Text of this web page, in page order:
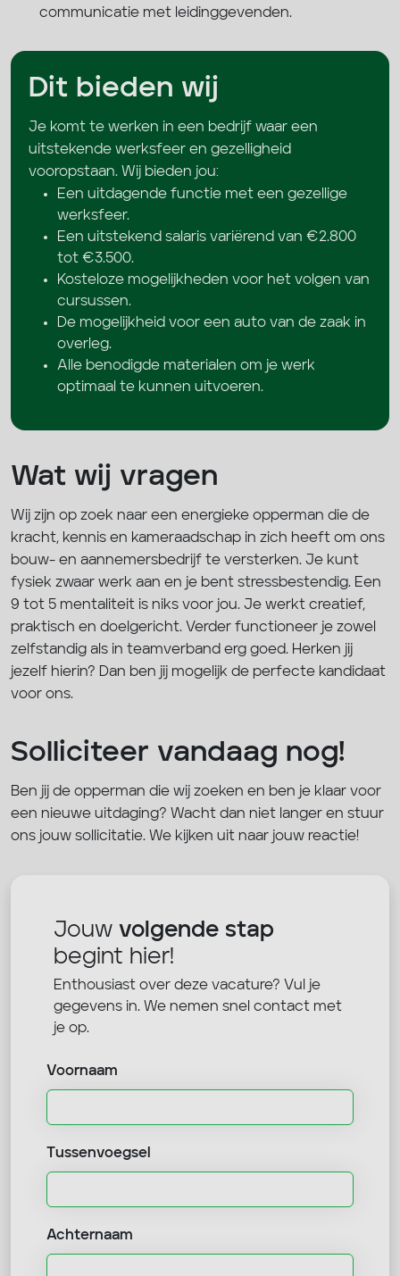
communicatie met leidinggevenden.
Dit bieden wij
Je komt te werken in een bedrijf waar een
uitstekende werksfeer en gezelligheid
vooropstaan. Wij bieden jou:
Een uitdagende functie met een gezellige
werksfeer.
Een uitstekend salaris variërend van €2.800
tot €3.500.
Kosteloze mogelijkheden voor het volgen van
cursussen.
De mogelijkheid voor een auto van de zaak in
overleg.
Alle benodigde materialen om je werk
optimaal te kunnen uitvoeren.
Wat wij vragen
Wij zijn op zoek naar een energieke opperman die de
kracht, kennis en kameraadschap in zich heeft om ons
bouw- en aannemersbedrijf te versterken. Je kunt
fysiek zwaar werk aan en je bent stressbestendig. Een
9 tot 5 mentaliteit is niks voor jou. Je werkt creatief,
praktisch en doelgericht. Verder functioneer je zowel
zelfstandig als in teamverband erg goed. Herken jij
jezelf hierin? Dan ben jij mogelijk de perfecte kandidaat
voor ons.
Solliciteer vandaag nog!
Ben jij de opperman die wij zoeken en ben je klaar voor
een nieuwe uitdaging? Wacht dan niet langer en stuur
ons jouw sollicitatie. We kijken uit naar jouw reactie!
Jouw volgende stap
begint hier!
Enthousiast over deze vacature? Vul je
gegevens in. We nemen snel contact met
je op.
Voornaam
Tussenvoegsel
Achternaam